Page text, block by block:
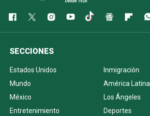
SECCIONES
Estados Unidos
Inmigración
Mundo
América Latina
México
Los Ángeles
Entretenimiento
Deportes